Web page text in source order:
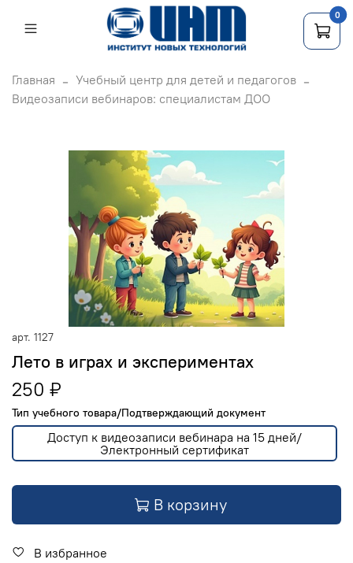
Главная
Учебный центр для детей и педагогов
Видеозаписи вебинаров: специалистам ДОО
арт. 1127
Лето в играх и экспериментах
250 ₽
Тип учебного товара/Подтверждающий документ
Доступ к видеозаписи вебинара на 15 дней/
Электронный сертификат
В корзину
В избранное
0